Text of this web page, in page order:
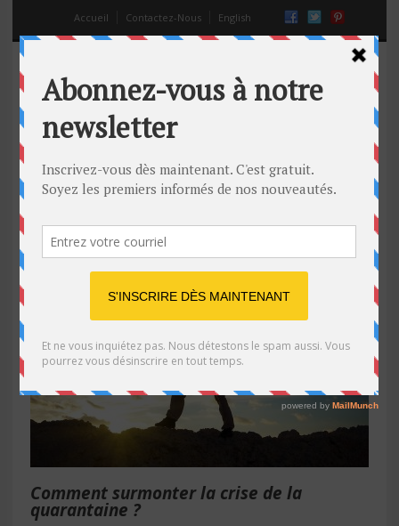
Accueil Contactez-Nous English
crise de la quarantaine
Comment surmonter la crise de la
quarantaine ?